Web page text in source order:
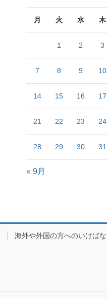
月 火 水 木
1 2 3
7 8 9 10
14 15 16 17
21 22 23 24
28 29 30 31
« 9月
海外や外国の方へのいけばな